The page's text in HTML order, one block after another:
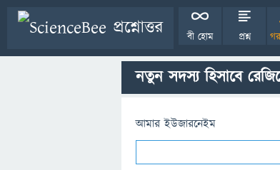
বী হোম প্রশ্ন
নতুন সদস্য হিসাবে
আমার ইউজারনেইম